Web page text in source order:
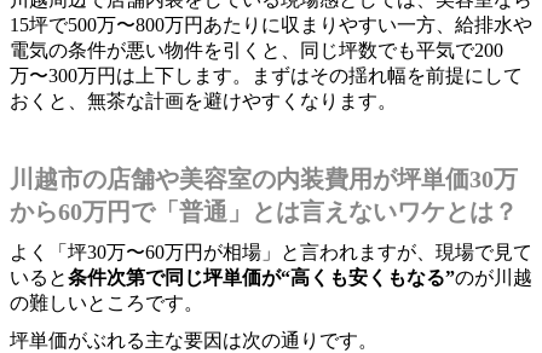
15坪で500万〜800万円あたりに収まりやすい一方、給排水や
電気の条件が悪い物件を引くと、同じ坪数でも平気で200
万〜300万円は上下します。まずはその揺れ幅を前提にして
おくと、無茶な計画を避けやすくなります。
川越市の店舗や美容室の内装費用が坪単価30万
から60万円で「普通」とは言えないワケとは？
よく「坪30万〜60万円が相場」と言われますが、現場で見て
いると条件次第で同じ坪単価が“高くも安くもなる”のが川越
の難しいところです。
坪単価がぶれる主な要因は次の通りです。